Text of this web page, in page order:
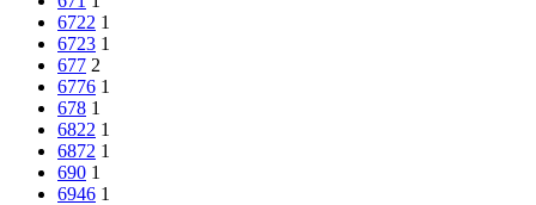
6722 1
6723 1
677 2
6776 1
678 1
6822 1
6872 1
690 1
6946 1